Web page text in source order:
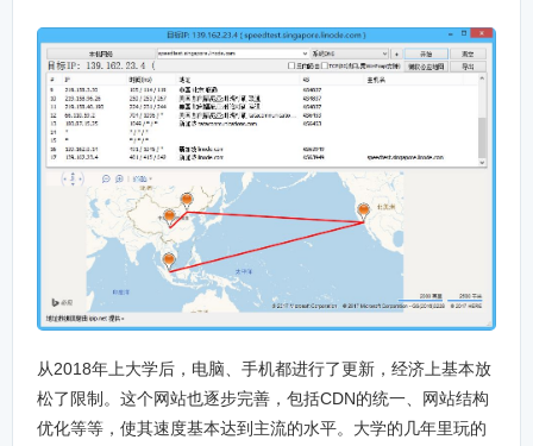
从2018年上大学后，电脑、手机都进行了更新，经济上基本放
松了限制。这个网站也逐步完善，包括CDN的统一、网站结构
优化等等，使其速度基本达到主流的水平。大学的几年里玩的